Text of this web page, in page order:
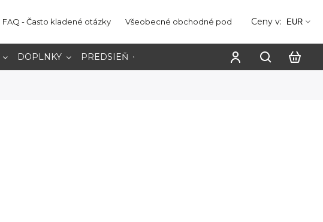
FAQ - Často kladené otázky Všeobecné obchodné podmienky Ochrana
Ceny v: EUR
DOPLNKY PREDSIEŇ